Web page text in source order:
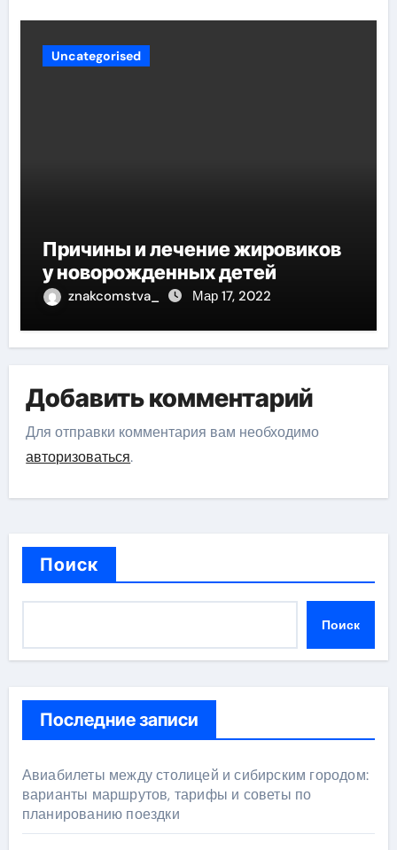
Uncategorised
Причины и лечение жировиков
у новорожденных детей
znakcomstva_ Мар 17, 2022
Добавить комментарий
Для отправки комментария вам необходимо
авторизоваться.
Поиск
Поиск
Последние записи
Авиабилеты между столицей и сибирским городом:
варианты маршрутов, тарифы и советы по
планированию поездки